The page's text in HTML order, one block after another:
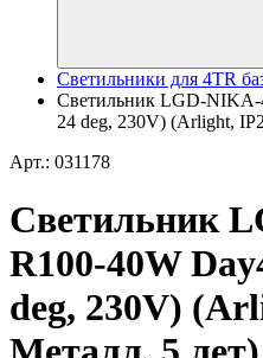
Светильники для 4TR
Светильник LGD-
24 deg, 230V) (Arlight,
Арт.: 031178
Светильник
R100-40W
deg, 230V)